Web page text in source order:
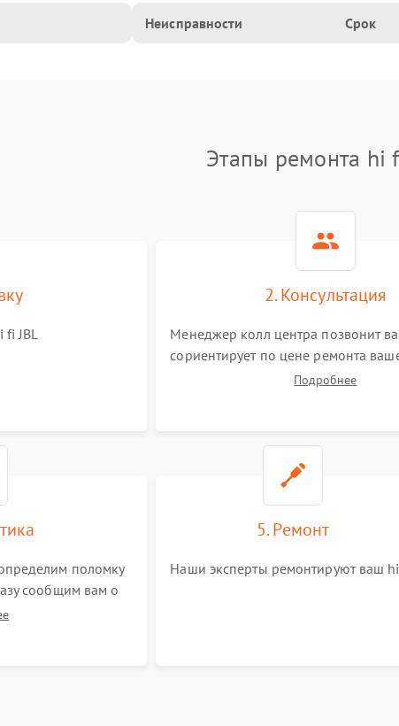
Неисправности Срок
Этапы ремонта hi
fi JBL
2. Консультация
Менеджер колл центра позвонит
сориентирует по цене ремонта
также ответит на все ваши вопросы.
Подробнее
поломку
сообщим вам о
5. Ремонт
Наши эксперты ремонтируют ваш